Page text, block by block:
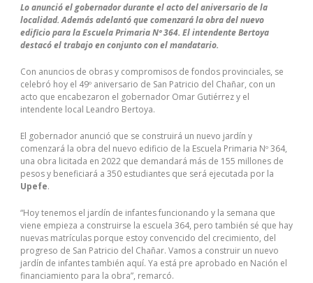
Lo anunció el gobernador durante el acto del aniversario de la
localidad. Además adelantó que comenzará la obra del nuevo
edificio para la Escuela Primaria Nº 364. El intendente Bertoya
destacó el trabajo en conjunto con el mandatario.
Con anuncios de obras y compromisos de fondos provinciales, se
celebró hoy el 49º aniversario de San Patricio del Chañar, con un
acto que encabezaron el gobernador Omar Gutiérrez y el
intendente local Leandro Bertoya.
El gobernador anunció que se construirá un nuevo jardín y
comenzará la obra del nuevo edificio de la Escuela Primaria Nº 364,
una obra licitada en 2022 que demandará más de 155 millones de
pesos y beneficiará a 350 estudiantes que será ejecutada por la
Upefe.
“Hoy tenemos el jardín de infantes funcionando y la semana que
viene empieza a construirse la escuela 364, pero también sé que hay
nuevas matrículas porque estoy convencido del crecimiento, del
progreso de San Patricio del Chañar. Vamos a construir un nuevo
jardín de infantes también aquí. Ya está pre aprobado en Nación el
financiamiento para la obra”, remarcó.